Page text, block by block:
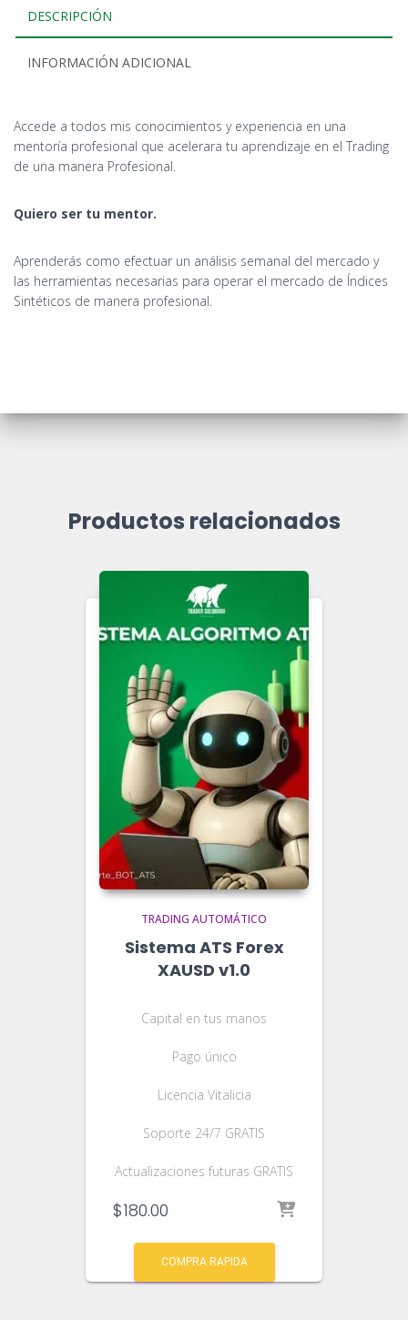
DESCRIPCIÓN
INFORMACIÓN ADICIONAL
Accede a todos mis conocimientos y experiencia en una
mentoría profesional que acelerara tu aprendizaje en el Trading
de una manera Profesional.
Quiero ser tu mentor.
Aprenderás como efectuar un análisis semanal del mercado y
las herramientas necesarias para operar el mercado de Índices
Sintéticos de manera profesional.
Productos relacionados
TRADING AUTOMÁTICO
Sistema ATS Forex
XAUSD v1.0
Capital en tus manos
Pago único
Licencia Vitalicia
Soporte 24/7 GRATIS
Actualizaciones futuras GRATIS
$180.00
COMPRA RAPIDA